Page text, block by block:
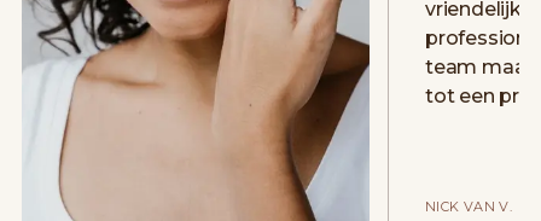
team
tot een
NICK VAN V.